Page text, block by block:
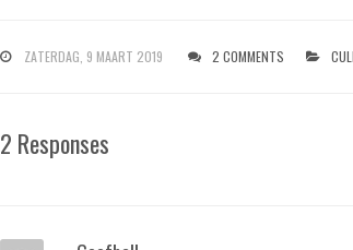
ZATERDAG, 9 MAART 2019 2 COMMENTS
2 Responses